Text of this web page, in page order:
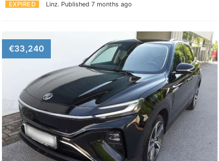
EXPIRED Linz. Published 7 months ago
€33,240